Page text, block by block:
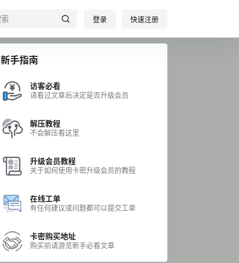
登录 快速注册
新手指南
访客必看
请看过文章后决定是否升级会员
解压教程
不会解压看这里
升级会员教程
关于如何使用卡密升级会员的教程
在线工单
有任何建议或问题都可以提交工单
卡密购买地址
购买前请游览新手必看文章